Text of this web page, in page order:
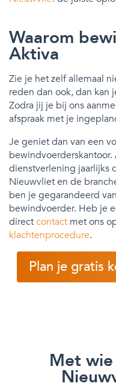
Waarom
Aktiva
Zie je het zelf allemaal
reden dan ook, dan kan
Zodra jij je bij ons
afspraak met je
Je geniet dan van een
bewindvoerderskantoor.
dienstverlening jaarlijks
Nieuwvliet en de
ben je gegarandeerd
bewindvoerder. Heb je
directcontact met ons
klachtenprocedure.
Plan je gratis
Met